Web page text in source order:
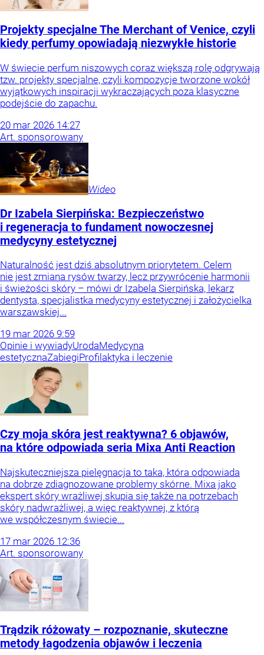
Projekty specjalne The Merchant of Venice, czyli
kiedy perfumy opowiadają niezwykłe historie
W świecie perfum niszowych coraz większą rolę odgrywają
tzw. projekty specjalne, czyli kompozycje tworzone wokół
wyjątkowych inspiracji wykraczających poza klasyczne
podejście do zapachu.
20 mar 2026 14:27
Art. sponsorowany
Wideo
Dr Izabela Sierpińska: Bezpieczeństwo
i regeneracja to fundament nowoczesnej
medycyny estetycznej
Naturalność jest dziś absolutnym priorytetem. Celem
nie jest zmiana rysów twarzy, lecz przywrócenie harmonii
i świeżości skóry – mówi dr Izabela Sierpińska, lekarz
dentysta, specjalistka medycyny estetycznej i założycielka
warszawskiej...
19 mar 2026 9:59
Opinie i wywiadyUrodaMedycyna
estetycznaZabiegiProfilaktyka i leczenie
Czy moja skóra jest reaktywna? 6 objawów,
na które odpowiada seria Mixa Anti Reaction
Najskuteczniejsza pielęgnacja to taka, która odpowiada
na dobrze zdiagnozowane problemy skórne. Mixa jako
ekspert skóry wrażliwej skupia się także na potrzebach
skóry nadwrażliwej, a więc reaktywnej, z którą
we współczesnym świecie...
17 mar 2026 12:36
Art. sponsorowany
Trądzik różowaty – rozpoznanie, skuteczne
metody łagodzenia objawów i leczenia